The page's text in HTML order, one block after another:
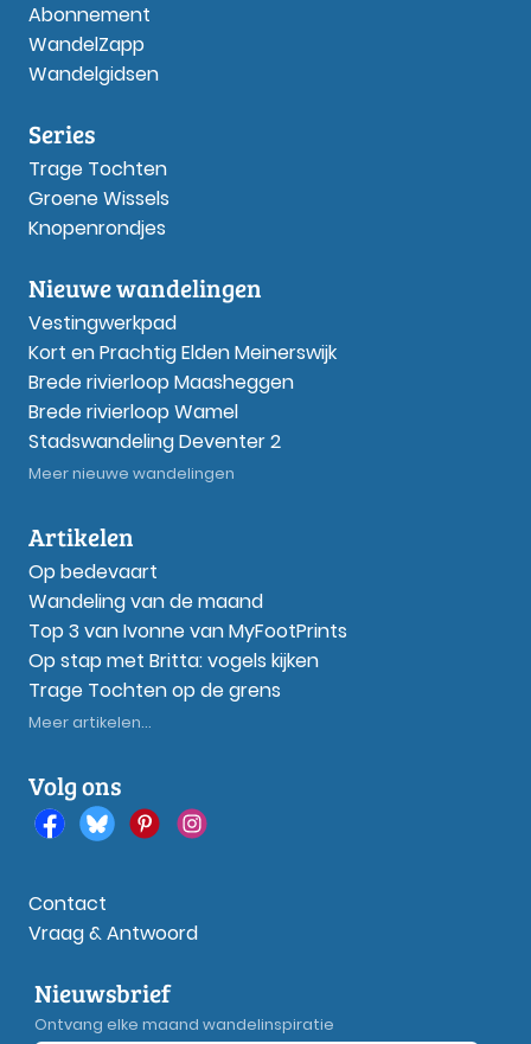
Abonnement
WandelZapp
Wandelgidsen
Series
Trage Tochten
Groene Wissels
Knopenrondjes
Nieuwe wandelingen
Vestingwerkpad
Kort en Prachtig Elden Meinerswijk
Brede rivierloop Maasheggen
Brede rivierloop Wamel
Stadswandeling Deventer 2
Meer nieuwe wandelingen
Artikelen
Op bedevaart
Wandeling van de maand
Top 3 van Ivonne van MyFootPrints
Op stap met Britta: vogels kijken
Trage Tochten op de grens
Meer artikelen...
Volg ons
Contact
Vraag & Antwoord
Nieuwsbrief
Ontvang elke maand wandelinspiratie